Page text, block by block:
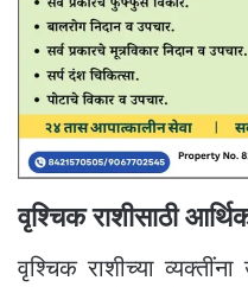
वृश्चिक राशीसाठी
वृश्चिक राशीच्या